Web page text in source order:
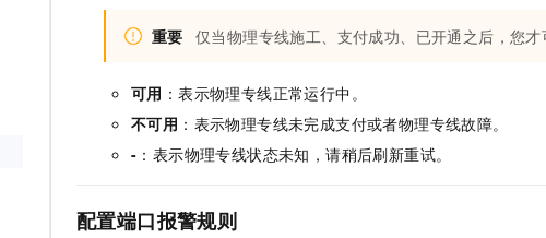
重要 仅当物理专线施工、支付成功、已开通之后，您才
可用 ：表示物理专线正常运行中。
不可用 ：表示物理专线未完成支付或者物理专线故障。
- ：表示物理专线状态未知，请稍后刷新重试。
配置端口报警规则